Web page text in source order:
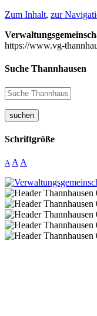
Zum Inhalt, zur
https://www.vg-
Suche Thannhausen
suchen
Schriftgröße
A A A